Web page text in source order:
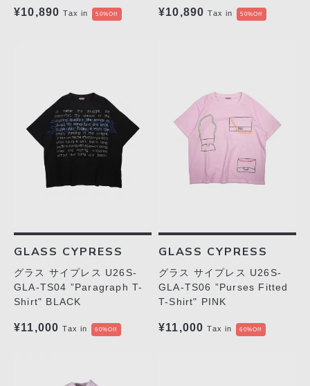
¥10,890 Tax in 50%Off ¥10,890 Tax in 50%Off
GLASS CYPRESS
グラス サイプレス U26S-
GLA-TS04 ”Paragraph T-
Shirt" BLACK
¥11,000 Tax in 60%Off
GLASS CYPRESS
グラス サイプレス U26S-
GLA-TS06 ”Purses Fitted
T-Shirt" PINK
¥11,000 Tax in 60%Off